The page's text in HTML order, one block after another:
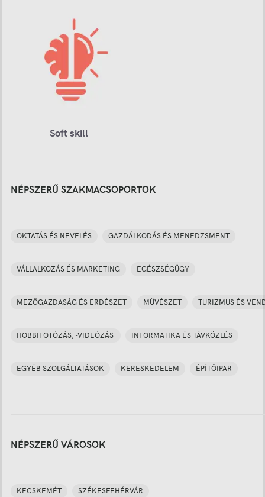
Soft skill
NÉPSZERŰ SZAKMACSOPORTOK
OKTATÁS ÉS NEVELÉS GAZDÁLKODÁS ÉS MENEDZSMENT
VÁLLALKOZÁS ÉS MARKETING EGÉSZSÉGÜGY
MEZŐGAZDASÁG ÉS ERDÉSZET MŰVÉSZET TURIZMUS ÉS
HOBBIFOTÓZÁS, -VIDEÓZÁS INFORMATIKA ÉS TÁVKÖZLÉS
EGYÉB SZOLGÁLTATÁSOK KERESKEDELEM ÉPÍTŐIPAR
NÉPSZERŰ VÁROSOK
KECSKEMÉT SZÉKESFEHÉRVÁR